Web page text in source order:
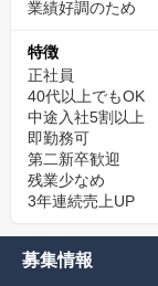
業績好調のため
特徴
正社員
40代以上でもOK
中途入社5割以上
即勤務可
第二新卒歓迎
残業少なめ
3年連続売上UP
募集情報